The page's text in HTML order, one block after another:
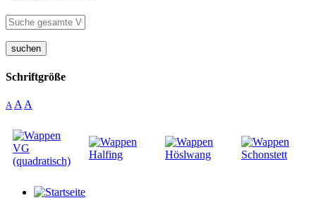
suchen
Schriftgröße
A A A